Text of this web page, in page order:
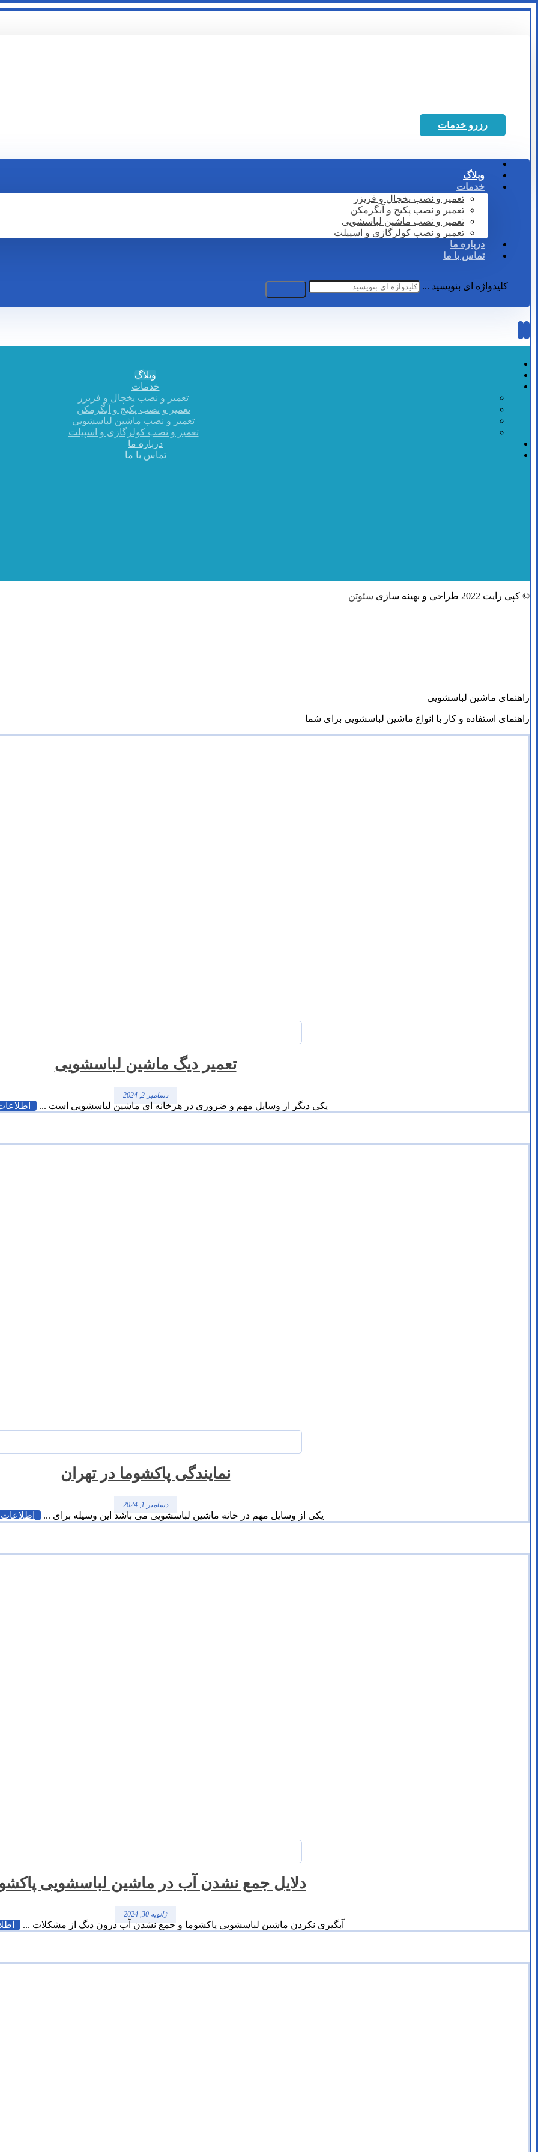
رزرو خدمات
وبلاگ
خدمات
تعمیر و نصب یخچال و فریزر
تعمیر و نصب پکیج و آبگرمکن
تعمیر و نصب ماشین لباسشویی
تعمیر و نصب کولرگازی و اسپیلت
درباره ما
تماس با ما
کلیدواژه ای بنویسید ...
وبلاگ
خدمات
تعمیر و نصب یخچال و فریزر
تعمیر و نصب پکیج و آبگرمکن
تعمیر و نصب ماشین لباسشویی
تعمیر و نصب کولرگازی و اسپیلت
درباره ما
تماس با ما
© کپی رایت 2022 طراحی و بهینه سازی سئوتن
راهنمای ماشین لباسشویی
راهنمای استفاده و کار با انواع ماشین لباسشویی برای شما
تعمیر دیگ ماشین لباسشویی
دسامبر 2, 2024
یکی دیگر از وسایل مهم و ضروری در هرخانه ای ماشین لباسشویی است ...
نمایندگی پاکشوما در تهران
دسامبر 1, 2024
یکی از وسایل مهم در خانه ماشین لباسشویی می باشد این وسیله برای ... اطلاعات
دلایل جمع نشدن آب در ماشین لباسشویی
ژانویه 30, 2024
آبگیری نکردن ماشین لباسشویی پاکشوما و جمع نشدن آب درون دیگ از مشکلات ...